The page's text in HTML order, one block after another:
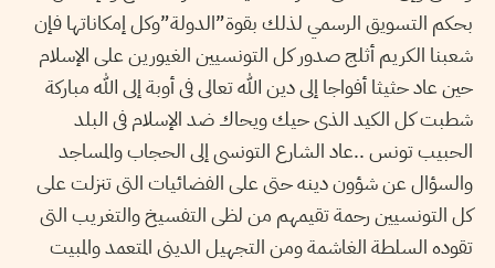
بحكم التسويق الرسمي لذلك بقوة”الدولة”وكل إمكاناتها فإن
شعبنا الكريم أثلج صدور كل التونسيين الغيورين على الإسلام
حين عاد حثيثا أفواجا إلى دين الله تعالى فى أوبة إلى الله مباركة
شطبت كل الكيد الذى حيك ويحاك ضد الإسلام فى البلد
الحبيب تونس ..عاد الشارع التونسى إلى الحجاب والمساجد
والسؤال عن شؤون دينه حتى على الفضائيات التى تنزلت على
كل التونسيين رحمة تقيمهم من لظى التفسيخ والتغريب التى
تقوده السلطة الغاشمة ومن التجهيل الدينى المتعمد والمبيت